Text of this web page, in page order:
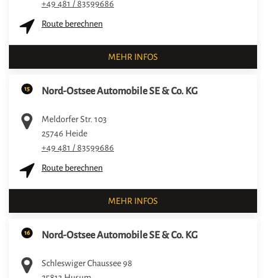
+49 481 / 83599686
Route berechnen
MEHR INFOS
15 Nord-Ostsee Automobile SE & Co. KG
Meldorfer Str. 103
25746 Heide
+49 481 / 83599686
Route berechnen
MEHR INFOS
16 Nord-Ostsee Automobile SE & Co. KG
Schleswiger Chaussee 98